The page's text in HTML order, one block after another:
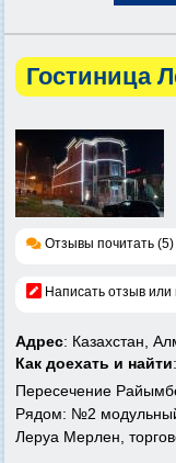
Гостиница
Отзывы почитать (5)
Написать отзыв или
Адрес: Казахстан,
Как доехать и найти:
Пересечение
Рядом: №2
Леруа Мерлен,